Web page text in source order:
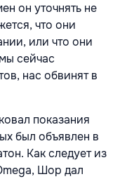
он уточнять не
что они
или что они
сейчас
нас обвинят в
показания
был объявлен в
Как следует из
Шор дал